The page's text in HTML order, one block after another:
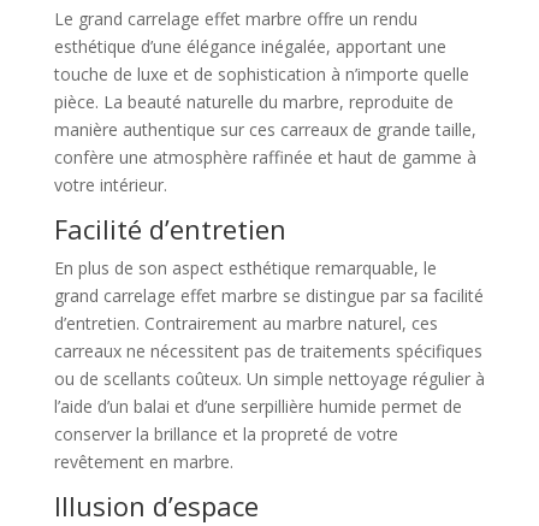
Le grand carrelage effet marbre offre un rendu
esthétique d’une élégance inégalée, apportant une
touche de luxe et de sophistication à n’importe quelle
pièce. La beauté naturelle du marbre, reproduite de
manière authentique sur ces carreaux de grande taille,
confère une atmosphère raffinée et haut de gamme à
votre intérieur.
Facilité d’entretien
En plus de son aspect esthétique remarquable, le
grand carrelage effet marbre se distingue par sa facilité
d’entretien. Contrairement au marbre naturel, ces
carreaux ne nécessitent pas de traitements spécifiques
ou de scellants coûteux. Un simple nettoyage régulier à
l’aide d’un balai et d’une serpillière humide permet de
conserver la brillance et la propreté de votre
revêtement en marbre.
Illusion d’espace